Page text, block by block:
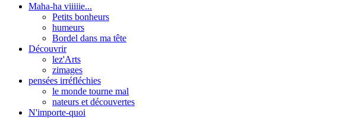
Maha-ha viiiiie...
Petits bonheurs
humeurs
Bordel dans ma tête
Découvrir
lez'Arts
zimages
pensées irréfléchies
le monde tourne mal
nateurs et découvertes
N'importe-quoi